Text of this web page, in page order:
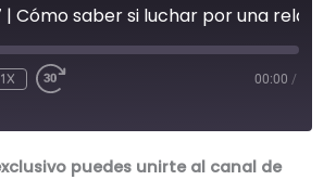
1X 00:00 /
puedes unirte al canal de